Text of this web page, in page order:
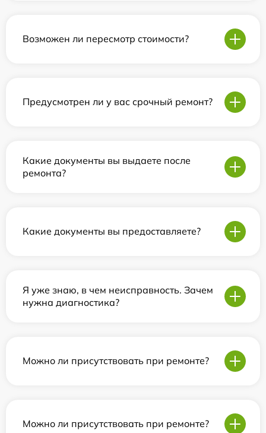
Возможен ли пересмотр стоимости?
Предусмотрен ли у вас срочный ремонт?
Какие документы вы выдаете после
ремонта?
Какие документы вы предоставляете?
Я уже знаю, в чем неисправность. Зачем
нужна диагностика?
Можно ли присутствовать при ремонте?
Можно ли присутствовать при ремонте?